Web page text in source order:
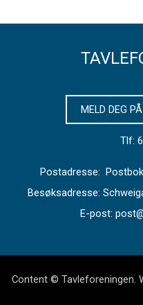
MELD DEG
Tlf:
Postadresse:
Besøksadresse:
E-post:
Content © Tavleforeningen.